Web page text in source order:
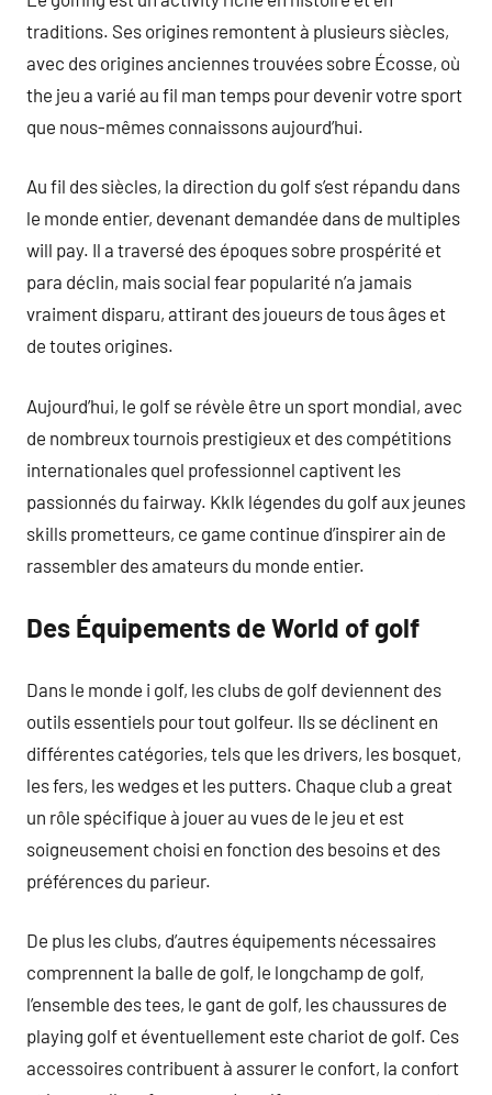
traditions. Ses origines remontent à plusieurs siècles,
avec des origines anciennes trouvées sobre Écosse, où
the jeu a varié au fil man temps pour devenir votre sport
que nous-mêmes connaissons aujourd’hui.
Au fil des siècles, la direction du golf s’est répandu dans
le monde entier, devenant demandée dans de multiples
will pay. Il a traversé des époques sobre prospérité et
para déclin, mais social fear popularité n’a jamais
vraiment disparu, attirant des joueurs de tous âges et
de toutes origines.
Aujourd’hui, le golf se révèle être un sport mondial, avec
de nombreux tournois prestigieux et des compétitions
internationales quel professionnel captivent les
passionnés du fairway. Kklk légendes du golf aux jeunes
skills prometteurs, ce game continue d’inspirer ain de
rassembler des amateurs du monde entier.
Des Équipements de World of golf
Dans le monde i golf, les clubs de golf deviennent des
outils essentiels pour tout golfeur. Ils se déclinent en
différentes catégories, tels que les drivers, les bosquet,
les fers, les wedges et les putters. Chaque club a great
un rôle spécifique à jouer au vues de le jeu et est
soigneusement choisi en fonction des besoins et des
préférences du parieur.
De plus les clubs, d’autres équipements nécessaires
comprennent la balle de golf, le longchamp de golf,
l’ensemble des tees, le gant de golf, les chaussures de
playing golf et éventuellement este chariot de golf. Ces
accessoires contribuent à assurer le confort, la confort